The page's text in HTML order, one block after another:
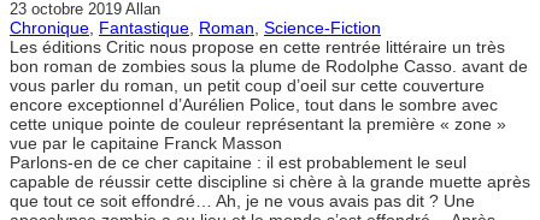
23 octobre 2019 Allan
Chronique, Fantastique, Roman, Science-Fiction
Les éditions Critic nous propose en cette rentrée littéraire un très
bon roman de zombies sous la plume de Rodolphe Casso. avant de
vous parler du roman, un petit coup d’oeil sur cette couverture
encore exceptionnel d’Aurélien Police, tout dans le sombre avec
cette unique pointe de couleur représentant la première « zone »
vue par le capitaine Franck Masson
Parlons-en de ce cher capitaine : il est probablement le seul
capable de réussir cette discipline si chère à la grande muette après
que tout ce soit effondré… Ah, je ne vous avais pas dit ? Une